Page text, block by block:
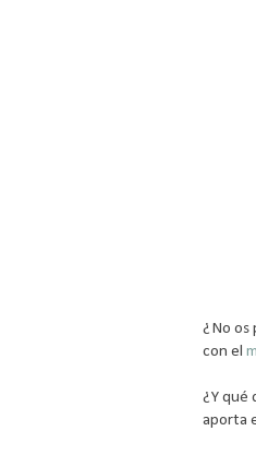
¿No os
con el
¿Y qué
aporta